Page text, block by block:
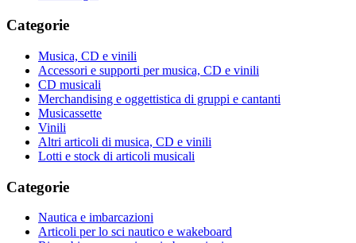
Categorie
Musica, CD e vinili
Accessori e supporti per musica, CD e vinili
CD musicali
Merchandising e oggettistica di gruppi e cantanti
Musicassette
Vinili
Altri articoli di musica, CD e vinili
Lotti e stock di articoli musicali
Categorie
Nautica e imbarcazioni
Articoli per lo sci nautico e wakeboard